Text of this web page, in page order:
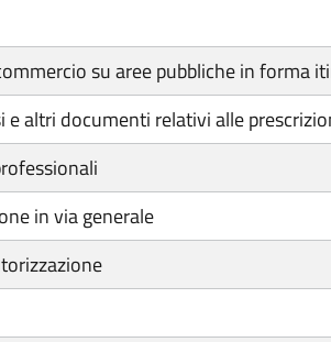
su aree pubbliche in forma
altri documenti relativi alle
in via generale